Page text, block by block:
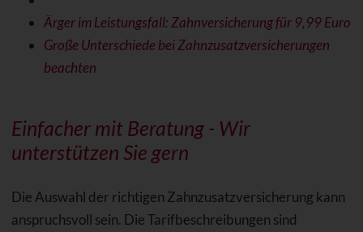
Ärger im Leistungsfall: Zahnversicherung für 9,99 Euro
Große Unterschiede bei Zahnzusatzversicherungen
beachten
Einfacher mit Beratung - Wir
unterstützen Sie gern
Die Auswahl der richtigen Zahnzusatzversicherung kann
anspruchsvoll sein. Die Tarifbeschreibungen sind